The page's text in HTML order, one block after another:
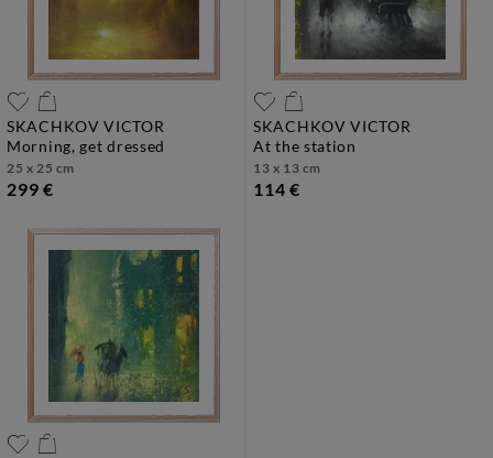
SKACHKOV VICTOR
morning, get dressed
25 x 25 cm
299 €
SKACHKOV VICTOR
at the station
13 x 13 cm
114 €